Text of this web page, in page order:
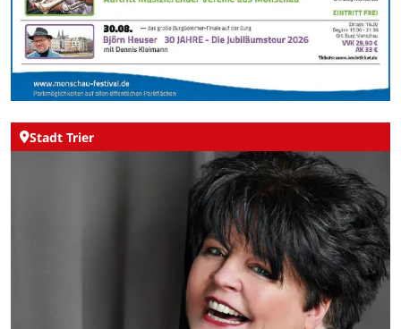
Stadt Trier